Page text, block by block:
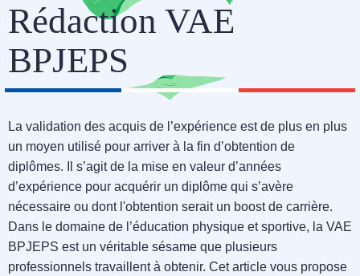
📝
📝
Rédaction VAE
BPJEPS
La validation des acquis de l’expérience est de plus en plus
un moyen utilisé pour arriver à la fin d’obtention de
diplômes. Il s’agit de la mise en valeur d’années
d’expérience pour acquérir un diplôme qui s’avère
nécessaire ou dont l'obtention serait un boost de carrière.
Dans le domaine de l’éducation physique et sportive, la VAE
BPJEPS est un véritable sésame que plusieurs
professionnels travaillent à obtenir. Cet article vous propose